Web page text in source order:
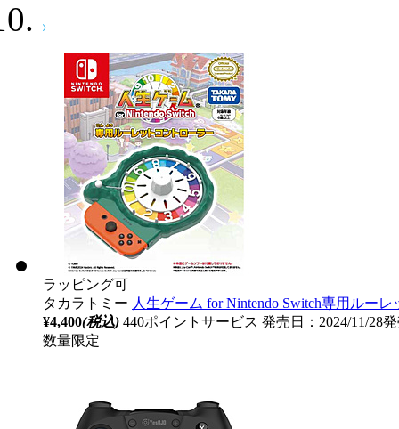
ラッピング可
タカラトミー 人生ゲーム for Nintendo Switch専用ルー
¥4,400(税込) 440ポイントサービス 発売日：2024/11/28
数量限定